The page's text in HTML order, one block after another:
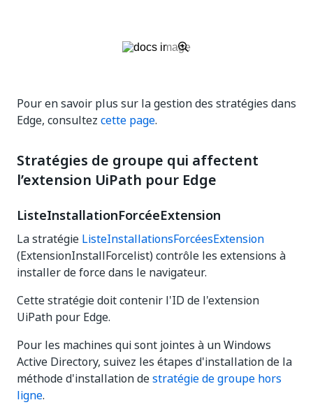
Pour en savoir plus sur la gestion des stratégies dans
Edge, consultez cette page.
Stratégies de groupe qui affectent
l’extension UiPath pour Edge
ListeInstallationForcéeExtension
La stratégie ListeInstallationsForcéesExtension
(ExtensionInstallForcelist) contrôle les extensions à
installer de force dans le navigateur.
Cette stratégie doit contenir l'ID de l'extension
UiPath pour Edge.
Pour les machines qui sont jointes à un Windows
Active Directory, suivez les étapes d'installation de la
méthode d'installation destratégie de groupe hors
ligne.